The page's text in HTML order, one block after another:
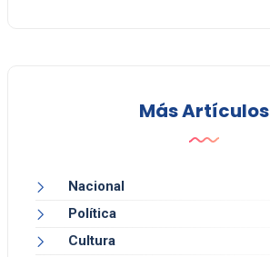
Más Artículos
Nacional
Política
Cultura